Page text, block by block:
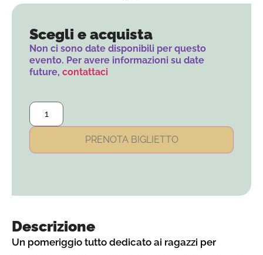
Descrizione
Un pomeriggio tutto dedicato ai ragazzi per
Scegli e acquista
Non ci sono date disponibili per questo
evento. Per avere informazioni su date
future, contattaci
PRENOTA BIGLIETTO